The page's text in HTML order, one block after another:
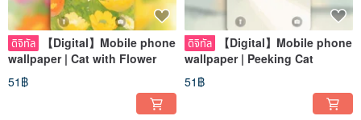
ดิจิทัล
【Digital】Mobile phone
wallpaper | Cat with Flower
51฿
ดิจิทัล
【Digital】Mobile phone
wallpaper | Peeking Cat
51฿